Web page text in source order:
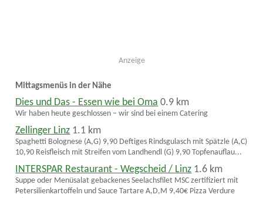
Anzeige
Mittagsmenüs in der Nähe
Dies und Das - Essen wie bei Oma 0.9 km
Wir haben heute geschlossen – wir sind bei einem Catering
Zellinger Linz 1.1 km
Spaghetti Bolognese (A,G) 9,90 Deftiges Rindsgulasch mit Spätzle (A,C)
10,90 Reisfleisch mit Streifen vom Landhendl (G) 9,90 Topfenauflau...
INTERSPAR Restaurant - Wegscheid / Linz 1.6 km
Suppe oder Menüsalat gebackenes Seelachsfilet MSC zertifiziert mit
Petersilienkartoffeln und Sauce Tartare A,D,M 9,40€ Pizza Verdure